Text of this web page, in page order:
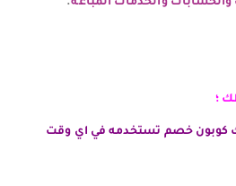
والحسابات والخدمات المباعه.
؛
كوبون خصم تستخدمه في اي وقت